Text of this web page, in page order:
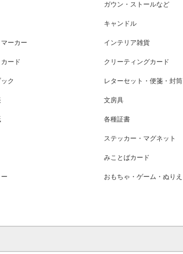
ガウン・ストールなど
キャンドル
ーカー インテリア雑貨
ード クリーティングカード
ク レターセット・便箋・封筒
文房具
各種証書
ステッカー・マグネット
みことばカード
おもちゃ・ゲーム・ぬりえ